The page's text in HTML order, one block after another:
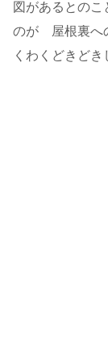
図があるとの
のが 屋根裏へ
くわくどきどき